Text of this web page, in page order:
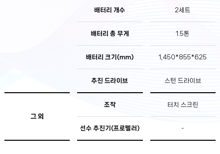
배터리 개수 2세트
배터리 총 무게 1.5톤
배터리 크기(mm) 1,450*855*625
추진 드라이브 스턴 드라이브
그 외
조작 터치 스크린
선수 추진기(프로펠러) -